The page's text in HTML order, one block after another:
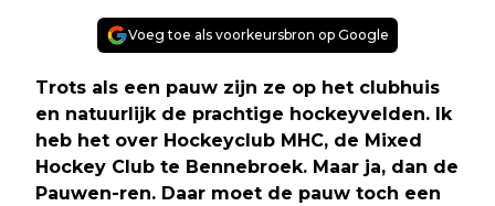
Voeg toe als voorkeursbron op Google
Trots als een pauw zijn ze op het clubhuis
en natuurlijk de prachtige hockeyvelden. Ik
heb het over Hockeyclub MHC, de Mixed
Hockey Club te Bennebroek. Maar ja, dan de
Pauwen-ren. Daar moet de pauw toch een